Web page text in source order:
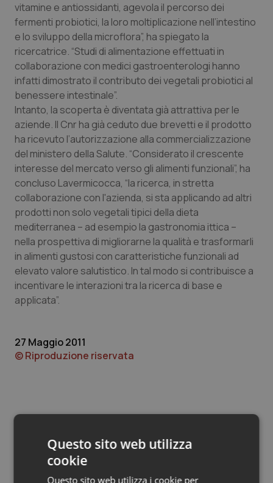
Provincia Autonoma di Trento
Puglia
Sardegna
Sicilia
Toscana
Umbria
Valle D’Aosta
Veneto
Ipertensione & Scompenso
Malattie rare
Malattia di Crohn & Rettocolite Ulcerosa
Neuroscienze & patologie neurodegenerative
Obesità
Oftalmologia
Oncodermatologia
Oncoematologia
Oncologia & Nutrizione
Psoriasi & pelle
Quotidiano Cardiologia
Rene & patologie urogenitali
vitamine e antiossidanti, agevola il percorso dei
fermenti probiotici, la loro moltiplicazione nell’intestino
e lo sviluppo della microflora”, ha spiegato la
ricercatrice. “Studi di alimentazione effettuati in
collaborazione con medici gastroenterologi hanno
infatti dimostrato il contributo dei vegetali probiotici al
benessere intestinale”.
Intanto, la scoperta è diventata già attrattiva per le
aziende. Il Cnr ha già ceduto due brevetti e il prodotto
ha ricevuto l’autorizzazione alla commercializzazione
del ministero della Salute. “Considerato il crescente
interesse del mercato verso gli alimenti funzionali”, ha
concluso Lavermicocca, “la ricerca, in stretta
collaborazione con l'azienda, si sta applicando ad altri
prodotti non solo vegetali tipici della dieta
mediterranea – ad esempio la gastronomia ittica –
nella prospettiva di migliorarne la qualità e trasformarli
in alimenti gustosi con caratteristiche funzionali ad
elevato valore salutistico. In tal modo si contribuisce a
incentivare le interazioni tra la ricerca di base e
applicata”.
27 Maggio 2011
© Riproduzione riservata
Potrebbe interessarti in
Scienza e Farmaci
Questo sito web utilizza
cookie
Questo sito web utilizza i cookie per